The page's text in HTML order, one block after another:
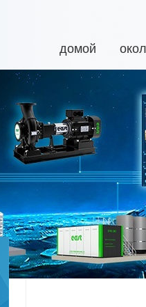
домой